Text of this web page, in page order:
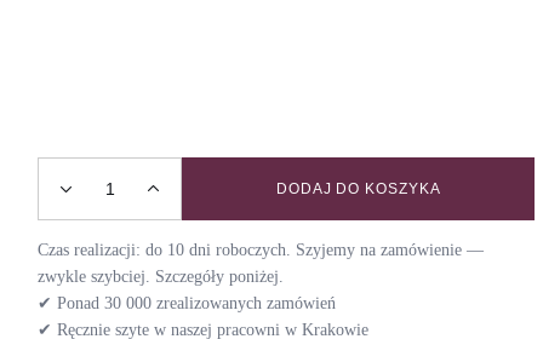
Obroża dla chartów COUNTRYSIDE / LEAVES quantity
DODAJ DO KOSZYKA
Czas realizacji: do 10 dni roboczych. Szyjemy na zamówienie —
zwykle szybciej. Szczegóły poniżej.
✔ Ponad 30 000 zrealizowanych zamówień
✔ Ręcznie szyte w naszej pracowni w Krakowie